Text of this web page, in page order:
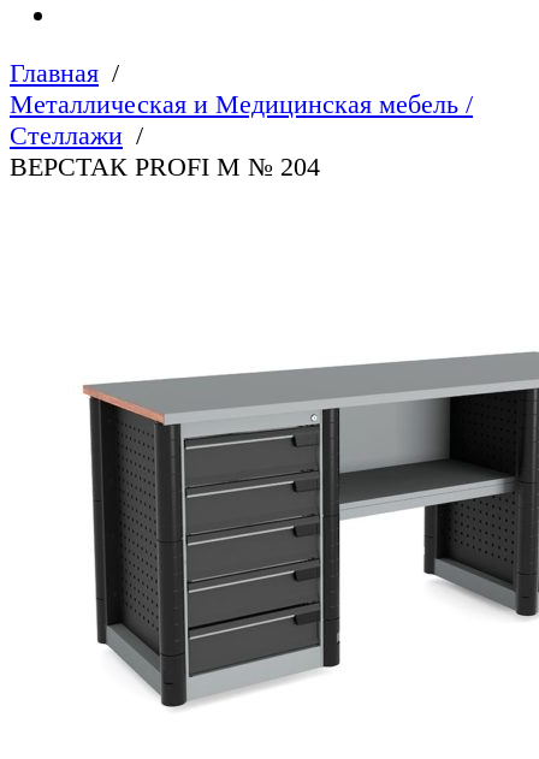
Главная
Металлическая и Медицинская мебель /
Стеллажи
ВЕРСТАК PROFI M № 204